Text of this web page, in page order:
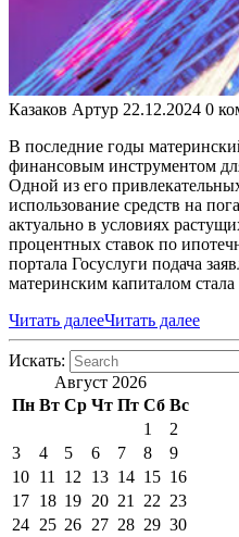
Казаков Артур 22.12.2024 0
В последние годы
финансовым инструментом
Одной из его
использование средств на
актуально в условиях
процентных ставок по
портала Госуслуги подача
материнским капиталом
Читать далееЧитать далее
Искать:
Август 2026
Пн Вт Ср Чт Пт Сб Вс
1
2
3
4 5 6 7 8
9
10 11 12 13 14 15 16
17 18 19 20 21 22 23
24 25 26 27 28 29 30